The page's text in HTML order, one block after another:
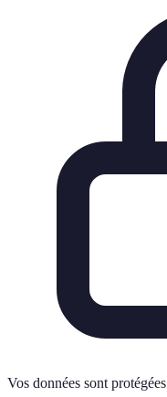
Vos données sont protégées